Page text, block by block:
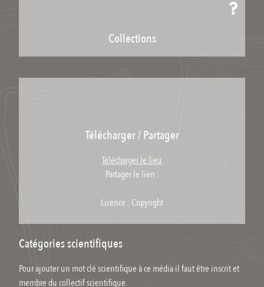
Collections
Télécharger / Partager
Télécharger le lieu
Partager le lien :
Licence : Copyright
Catégories scientifiques
Pour ajouter un mot clé scientifique à ce média il faut être inscrit et
membre du collectif scientifique.